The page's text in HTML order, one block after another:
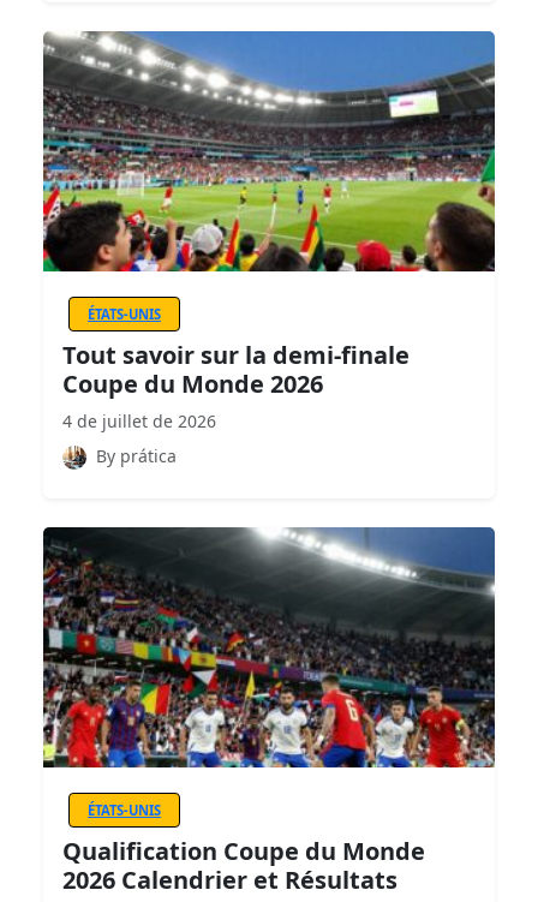
ÉTATS-UNIS
Tout savoir sur la demi-finale
Coupe du Monde 2026
4 de juillet de 2026
By prática
ÉTATS-UNIS
Qualification Coupe du Monde
2026 Calendrier et Résultats